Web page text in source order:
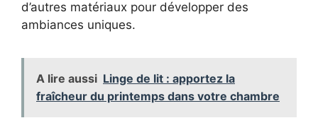
d’autres matériaux pour développer des
ambiances uniques.
A lire aussi Linge de lit : apportez la
fraîcheur du printemps dans votre chambre